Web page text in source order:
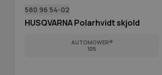
580 96 54-02
HUSQVARNA Polarhvidt skjold
AUTOMOWER®
105